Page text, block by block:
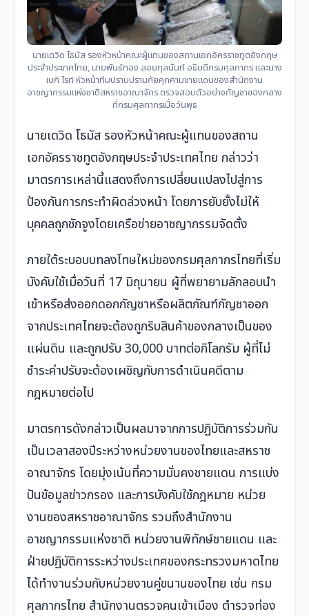
นายเดวิด โธมัส รองหัวหน้าคณะผู้แทนของสถานเอกอัครราชทูตอังกฤษ
ประจำประเทศไทย, นายพันธ์ทอง ลอยกุลนันท์ อธิบดีกรมศุลกากร และนาง
เบกิ ไรท์ หัวหน้าทีมปราบปรามภัยคุกคามชายแดนของสำนักงาน
อาชญากรรมแห่งชาติสหราชอาณาจักร ตรวจสอบตัวอย่างกัญชาของกลาง
ที่กรมศุลกากรเมื่อวันพุธ
นายเดวิด โธมัส รองหัวหน้าคณะผู้แทนของสถาน
เอกอัครราชทูตอังกฤษประจำประเทศไทย กล่าวว่า
มาตรการเหล่านี้แสดงถึงการเปลี่ยนแปลงไปสู่การ
ป้องกันการกระทำผิดล่วงหน้า โดยการยับยั้งไม่ให้
บุคคลถูกชักจูงโดยเครือข่ายอาชญากรรมจัดตั้ง
ภายใต้ระบอบบทลงโทษใหม่ของกรมศุลกากรไทยที่เริ่ม
บังคับใช้เมื่อวันที่ 17 มิถุนายน ผู้ที่พยายามลักลอบนำ
เข้าหรือส่งออกดอกกัญชาหรือผลิตภัณฑ์กัญชาออก
จากประเทศไทยจะต้องถูกริบสินค้าของกลางเป็นของ
แผ่นดิน และถูกปรับ 30,000 บาทต่อกิโลกรัม ผู้ที่ไม่
ชำระค่าปรับจะต้องเผชิญกับการดำเนินคดีตาม
กฎหมายต่อไป
มาตรการดังกล่าวเป็นผลมาจากการปฏิบัติการร่วมกัน
เป็นเวลาสองปีระหว่างหน่วยงานของไทยและสหราช
อาณาจักร โดยมุ่งเน้นที่ความมั่นคงชายแดน การแบ่ง
ปันข้อมูลข่าวกรอง และการบังคับใช้กฎหมาย หน่วย
งานของสหราชอาณาจักร รวมถึงสำนักงาน
อาชญากรรมแห่งชาติ หน่วยงานพิทักษ์ชายแดน และ
ฝ่ายปฏิบัติการระหว่างประเทศของกระทรวงมหาดไทย
ได้ทำงานร่วมกับหน่วยงานคู่ขนานของไทย เช่น กรม
ศุลกากรไทย สำนักงานตรวจคนเข้าเมือง ตำรวจท่อง